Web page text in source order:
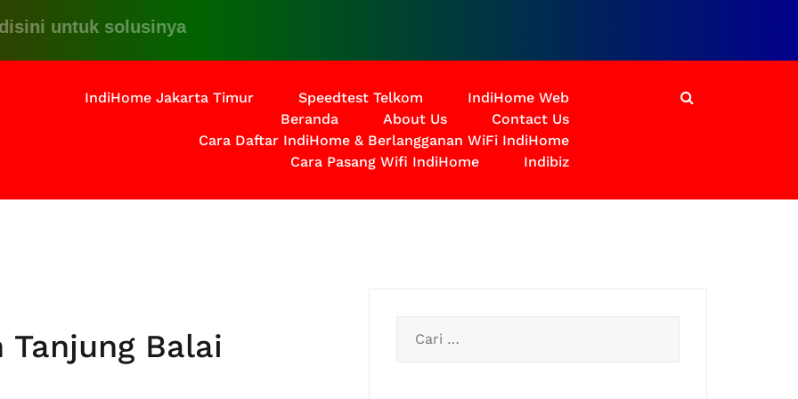
untuk solusinya
IndiHome Jakarta Timur Speedtest Telkom
IndiHome Web
Beranda
About Us
Contact Us
Cara Daftar IndiHome & Berlangganan WiFi IndiHome
Cara Pasang Wifi IndiHome
Indibiz
Tanjung Balai
untuk: